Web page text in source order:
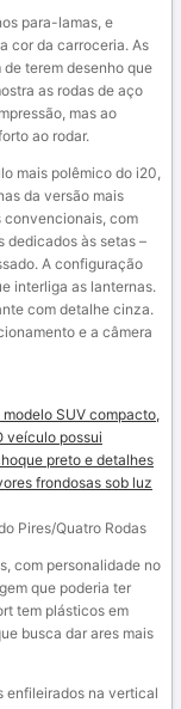
para-lamas, e
cor da carroceria. As
terem desenho que
as rodas de aço
mas ao
ao rodar.
mais polêmico do i20,
da versão mais
convencionais, com
dedicados às setas –
A configuração
interliga as lanternas.
com detalhe cinza.
e a câmera
Pires/Quatro Rodas
com personalidade no
que poderia ter
tem plásticos em
busca dar ares mais
enfileirados na vertical